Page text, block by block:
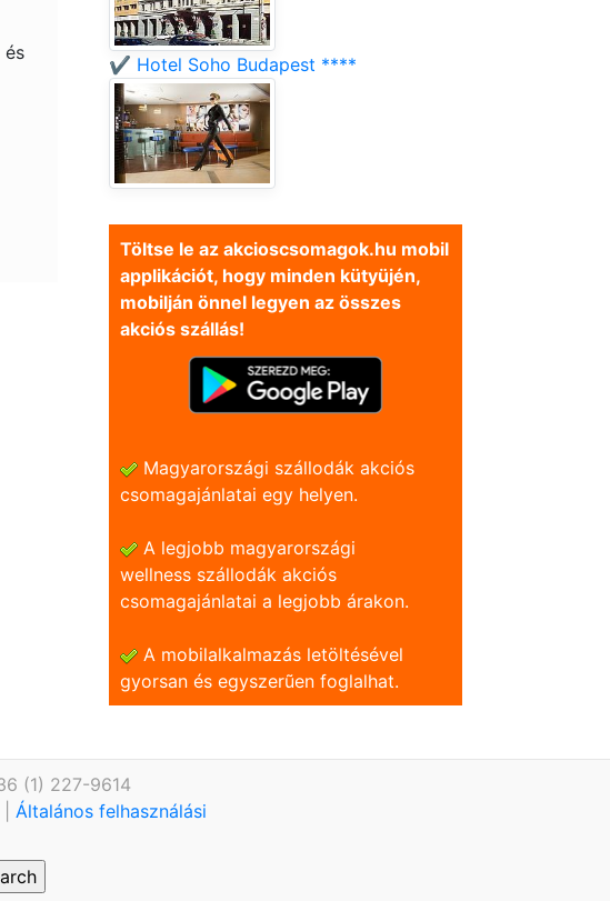
és
✔️ Hotel Soho Budapest ****
Töltse le az akcioscsomagok.hu mobil
applikációt, hogy minden kütyüjén,
mobilján önnel legyen az összes
akciós szállás!
Magyarországi szállodák akciós
csomagajánlatai egy helyen.
A legjobb magyarországi
wellness szállodák akciós
csomagajánlatai a legjobb árakon.
A mobilalkalmazás letöltésével
gyorsan és egyszerũen foglalhat.
(1) 227-9614
Általános felhasználási